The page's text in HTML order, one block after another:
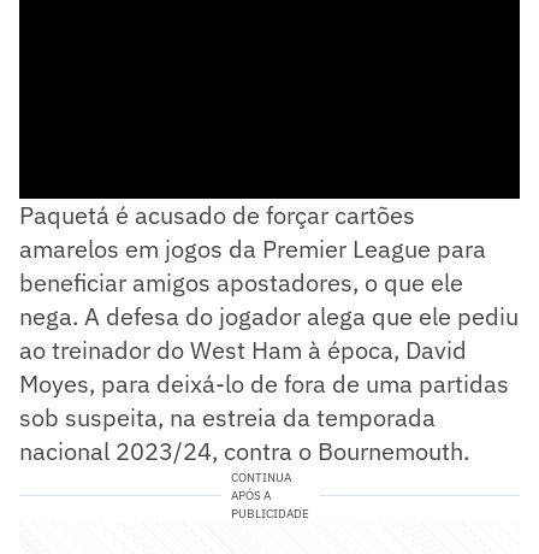
Paquetá é acusado de forçar cartões
amarelos em jogos da Premier League para
beneficiar amigos apostadores, o que ele
nega. A defesa do jogador alega que ele pediu
ao treinador do West Ham à época, David
Moyes, para deixá-lo de fora de uma partidas
sob suspeita, na estreia da temporada
nacional 2023/24, contra o Bournemouth.
CONTINUA
APÓS A
PUBLICIDADE